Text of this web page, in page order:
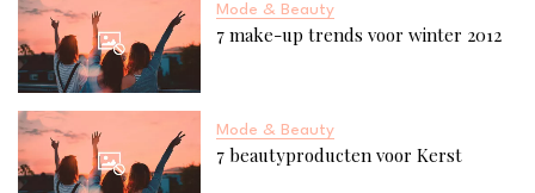
Mode & Beauty
7 make-up trends voor winter 2012
Mode & Beauty
7 beautyproducten voor Kerst